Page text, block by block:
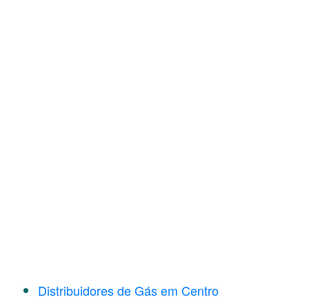
Distribuidores de Gás em Centro